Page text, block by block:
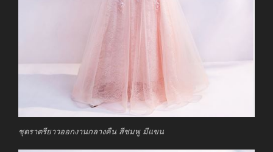
ชุดราตรียาวออกงานกลางคืน สีชมพู มีแขน